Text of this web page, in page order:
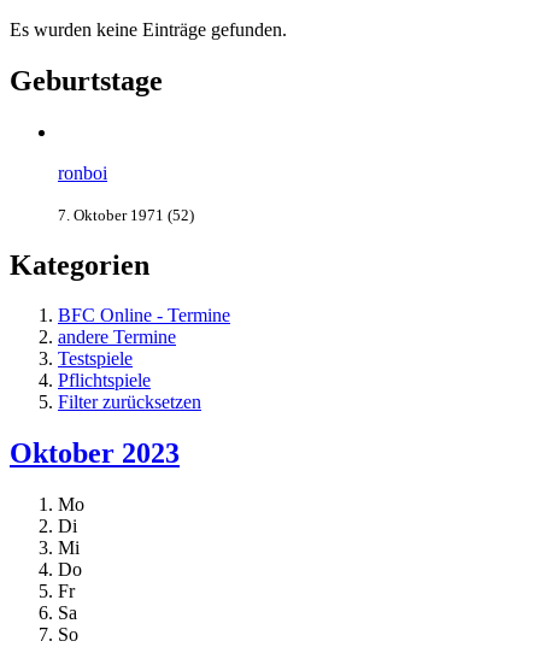
Es wurden keine Einträge gefunden.
Geburtstage
ronboi
7. Oktober 1971 (52)
Kategorien
BFC Online - Termine
andere Termine
Testspiele
Pflichtspiele
Filter zurücksetzen
Oktober 2023
Mo
Di
Mi
Do
Fr
Sa
So